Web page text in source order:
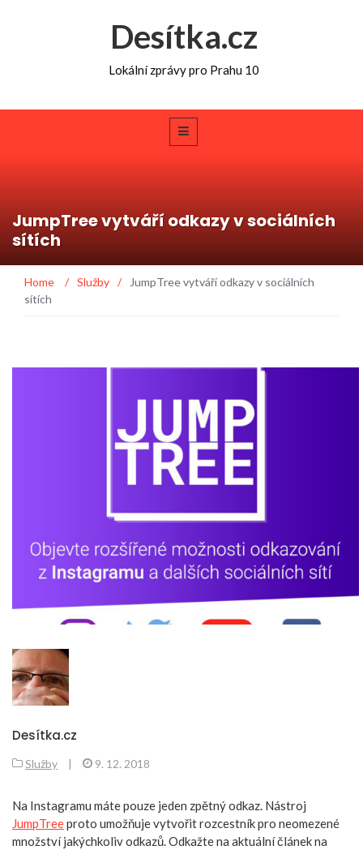
Desítka.cz
Lokální zprávy pro Prahu 10
JumpTree vytváří odkazy v sociálních
sítích
Home / Služby /
JumpTree vytváří odkazy v sociálních
sítích
Desítka.cz
Služby | 9. 12. 2018
Na Instagramu máte pouze jeden zpětný odkaz. Nástroj
JumpTreeproto umožňuje vytvořit rozcestník pro neomezené
množství jakýchkoliv odkazů. Odkažte na aktuální článek na